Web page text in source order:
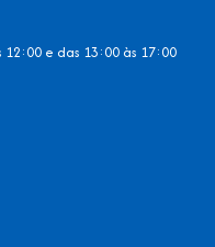
e das 13:00 às 17:00